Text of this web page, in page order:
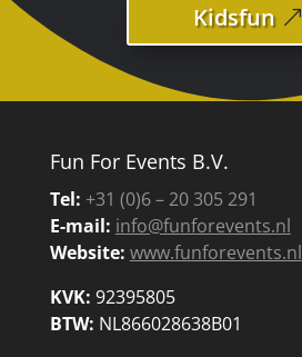
Kidsfun
Fun For Events B.V.
Tel: +31 (0)6 – 20 305 291
E-mail: info@funforevents.nl
Website: www.funforevents.nl
KVK: 92395805
BTW: NL866028638B01